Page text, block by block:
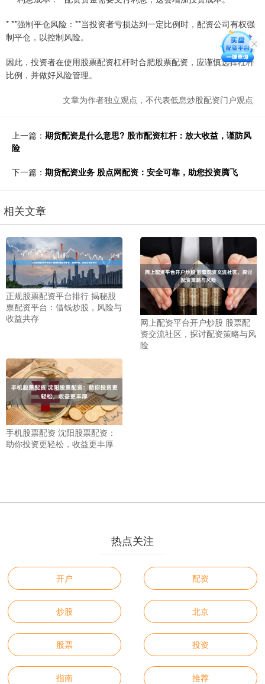
* **强制平仓风险：**当投资者亏损达到一定比例时，配资公司有权强
制平仓，以控制风险。
因此，投资者在使用股票配资杠杆时合肥股票配资，应谨慎选择杠杆
比例，并做好风险管理。
文章为作者独立观点，不代表低息炒股配资门户观点
上一篇： 期货配资是什么意思? 股市配资杠杆：放大收益，谨防风
险
下一篇： 期货配资业务 股点网配资：安全可靠，助您投资腾飞
相关文章
正规股票配资平台排行 揭秘股
票配资平台：借钱炒股，风险与
收益共存
网上配资平台开户炒股 股票配
资交流社区，探讨配资策略与风
险
手机股票配资 沈阳股票配资：
助你投资更轻松，收益更丰厚
热点关注
开户 配资
炒股 北京
股票 投资
指南 推荐